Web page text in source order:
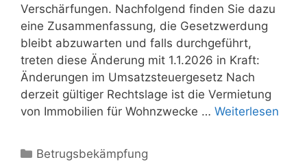
Verschärfungen. Nachfolgend finden Sie dazu
eine Zusammenfassung, die Gesetzwerdung
bleibt abzuwarten und falls durchgeführt,
treten diese Änderung mit 1.1.2026 in Kraft:
Änderungen im Umsatzsteuergesetz Nach
derzeit gültiger Rechtslage ist die Vermietung
von Immobilien für Wohnzwecke … Weiterlesen
Kategorien
Betrugsbekämpfung